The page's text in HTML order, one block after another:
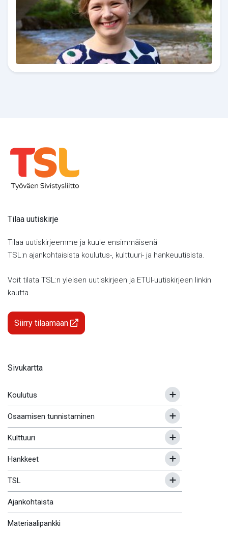
Tilaa uutiskirje
Tilaa uutiskirjeemme ja kuule ensimmäisenä
TSL:n ajankohtaisista koulutus-, kulttuuri- ja hankeuutisista.
Voit tilata TSL:n yleisen uutiskirjeen ja ETUI-uutiskirjeen linkin
kautta.
Siirry tilaamaan
Sivukartta
Koulutus
Osaamisen tunnistaminen
Kulttuuri
Hankkeet
TSL
Ajankohtaista
Materiaalipankki